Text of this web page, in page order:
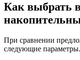
Как выбрать
При сравнении
следующие параметры.